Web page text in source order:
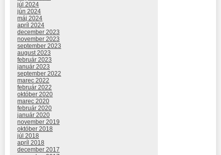
júl 2024
jún 2024
máj 2024
apríl 2024
december 2023
november 2023
september 2023
august 2023
február 2023
január 2023
september 2022
marec 2022
február 2022
október 2020
marec 2020
február 2020
január 2020
november 2019
október 2018
júl 2018
apríl 2018
december 2017